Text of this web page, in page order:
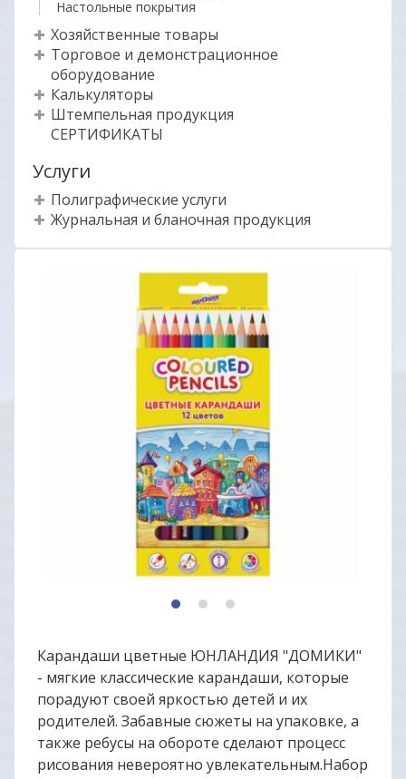
Настольные покрытия
Хозяйственные товары
Торговое и демонстрационное
оборудование
Калькуляторы
Штемпельная продукция
СЕРТИФИКАТЫ
Услуги
Полиграфические услуги
Журнальная и бланочная продукция
1 2 3
Карандаши цветные ЮНЛАНДИЯ "ДОМИКИ"
- мягкие классические карандаши, которые
порадуют своей яркостью детей и их
родителей. Забавные сюжеты на упаковке, а
также ребусы на обороте сделают процесс
рисования невероятно увлекательным.Набор